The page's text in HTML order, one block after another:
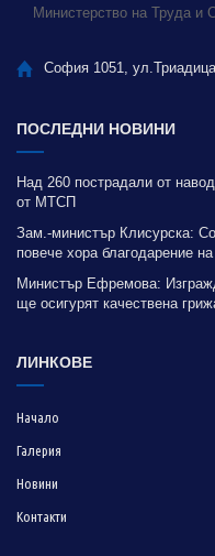
Министерство на Труда и
София 1051,
ПОСЛЕДНИ НОВИНИ
Над 260 пострадали от
от МТСП
Зам.-министър Клисурска:
повече хора благодарение
Министър Ефремова:
ще осигурят качествена
ЛИНКОВЕ
Начало
Галерия
Новини
Контакти